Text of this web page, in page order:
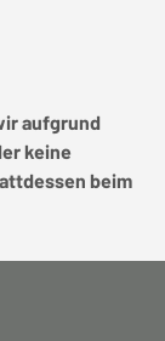
aufgrund
keine
beim